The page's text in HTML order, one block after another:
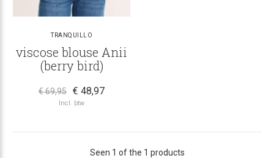
TRANQUILLO
viscose blouse Anii
(berry bird)
€ 69,95 € 48,97
Incl. btw
Seen 1 of the 1 products